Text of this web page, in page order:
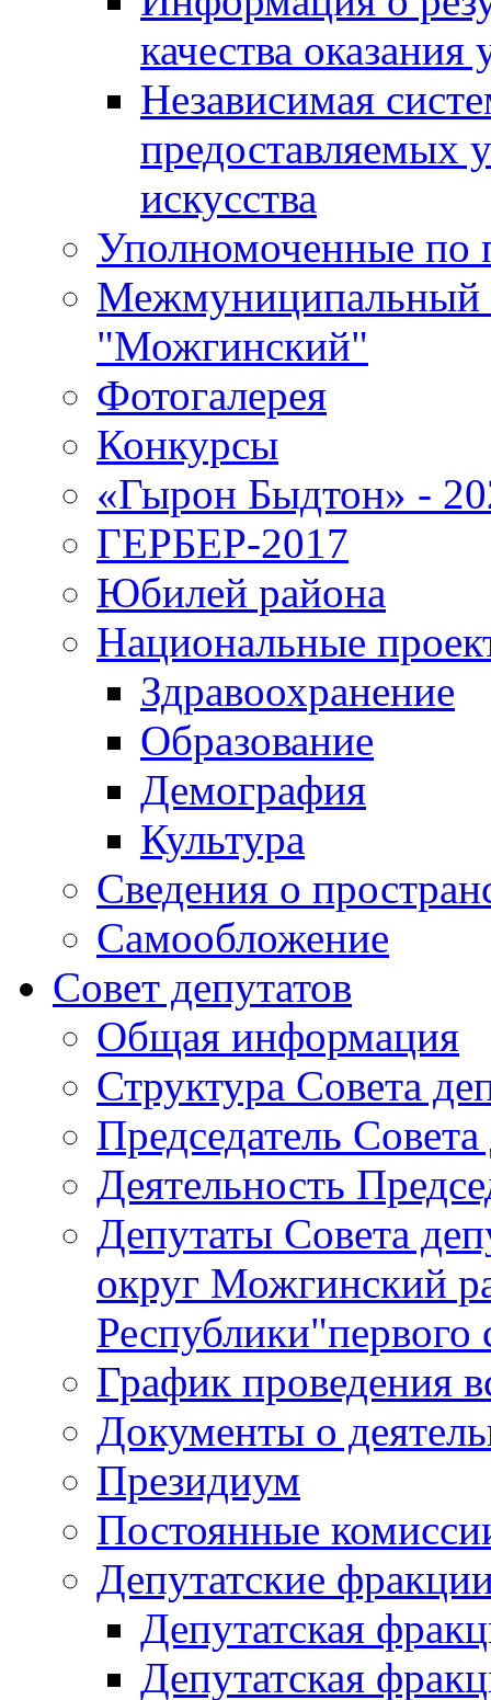
качества оказания
Независимая
предоставляемых
искусства
Уполномоченные по
Межмуниципальный
"Можгинский"
Фотогалерея
Конкурсы
«Гырон Быдтон» -
ГЕРБЕР-2017
Юбилей района
Национальные
Здравоохранение
Образование
Демография
Культура
Сведения о
Самообложение
Совет депутатов
Общая информация
Структура Совета
Председатель Совета
Деятельность
Депутаты Совета
округ Можгинский
Республики"первого
График проведения
Документы о
Президиум
Постоянные
Депутатские
Депутатская
Депутатская